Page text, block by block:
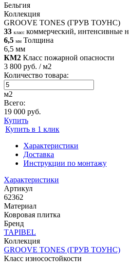
Бельгия
Коллекция
GROOVE TONES (ГРУВ ТОУНС)
33 класс коммерческий, интенсивные
6,5 мм Толщина
6,5 мм
КМ2 Класс пожарной опасности
3 800 руб. / м2
Количество товара:
м2
Всего:
19 000 руб.
Купить
Купить в 1 клик
Характеристики
Доставка
Инструкции по монтажу
Характеристики
Артикул
62362
Материал
Ковровая плитка
Бренд
TAPIBEL
Коллекция
GROOVE TONES (ГРУВ ТОУНС)
Класс износостойкости